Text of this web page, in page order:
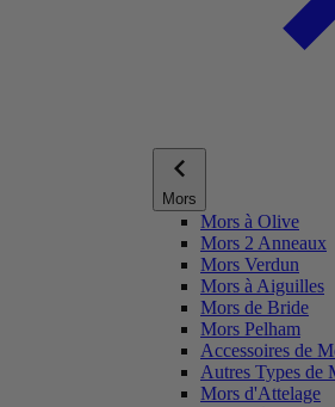
Mors
Mors à Olive
Mors 2 Anneaux
Mors Verdun
Mors à Aiguilles
Mors de Bride
Mors Pelham
Accessoires de
Autres Types de
Mors d'Attelage